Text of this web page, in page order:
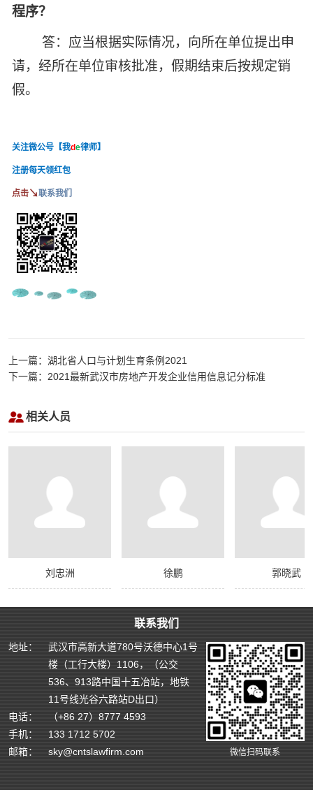
程序？
答：应当根据实际情况，向所在单位提出申
请，经所在单位审核批准，假期结束后按规定销
假。
关注微公号【我de律师】
注册每天领红包
点击↘联系我们
上一篇：湖北省人口与计划生育条例2021
下一篇：2021最新武汉市房地产开发企业信用信息记分标准
相关人员
刘忠洲 徐鹏 郭晓武
联系我们
地址：
武汉市高新大道780号沃德中心1号
楼（工行大楼）1106，（公交
536、913路中国十五冶站，地铁
11号线光谷六路站D出口）
电话：
（+86 27）8777 4593
手机：
133 1712 5702
邮箱：
sky@cntslawfirm.com 微信扫码联系